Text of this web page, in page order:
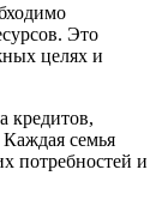
Это
целях и
кредитов,
Каждая семья
потребностей и